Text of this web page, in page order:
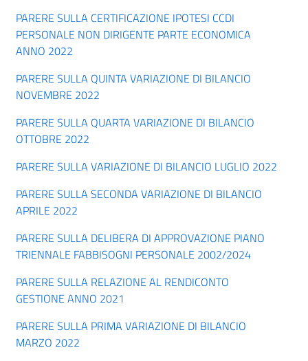
PARERE SULLA CERTIFICAZIONE IPOTESI CCDI
PERSONALE NON DIRIGENTE PARTE ECONOMICA
ANNO 2022
PARERE SULLA QUINTA VARIAZIONE DI BILANCIO
NOVEMBRE 2022
PARERE SULLA QUARTA VARIAZIONE DI BILANCIO
OTTOBRE 2022
PARERE SULLA VARIAZIONE DI BILANCIO LUGLIO 2022
PARERE SULLA SECONDA VARIAZIONE DI BILANCIO
APRILE 2022
PARERE SULLA DELIBERA DI APPROVAZIONE PIANO
TRIENNALE FABBISOGNI PERSONALE 2002/2024
PARERE SULLA RELAZIONE AL RENDICONTO
GESTIONE ANNO 2021
PARERE SULLA PRIMA VARIAZIONE DI BILANCIO
MARZO 2022